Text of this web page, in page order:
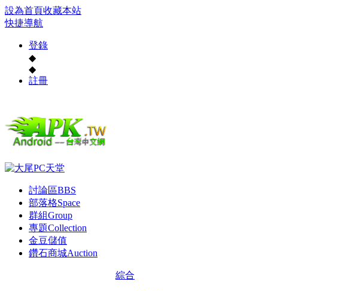
設為首頁收藏本站
快捷導航
登錄
◆
◆
註冊
討論區BBS
部落格Space
群組Group
專題Collection
金豆儲值
鑽石商城Auction
綜合